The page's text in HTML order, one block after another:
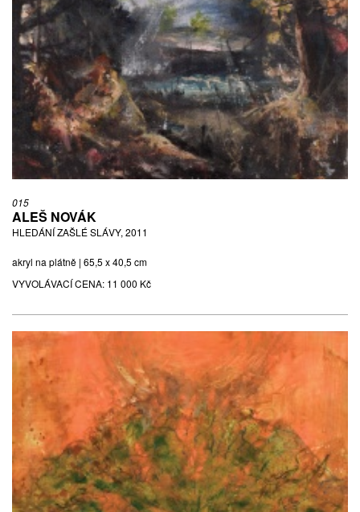
015
ALEŠ NOVÁK
HLEDÁNÍ ZAŠLÉ SLÁVY, 2011
akryl na plátně | 65,5 x 40,5 cm
VYVOLÁVACÍ CENA: 11 000 Kč